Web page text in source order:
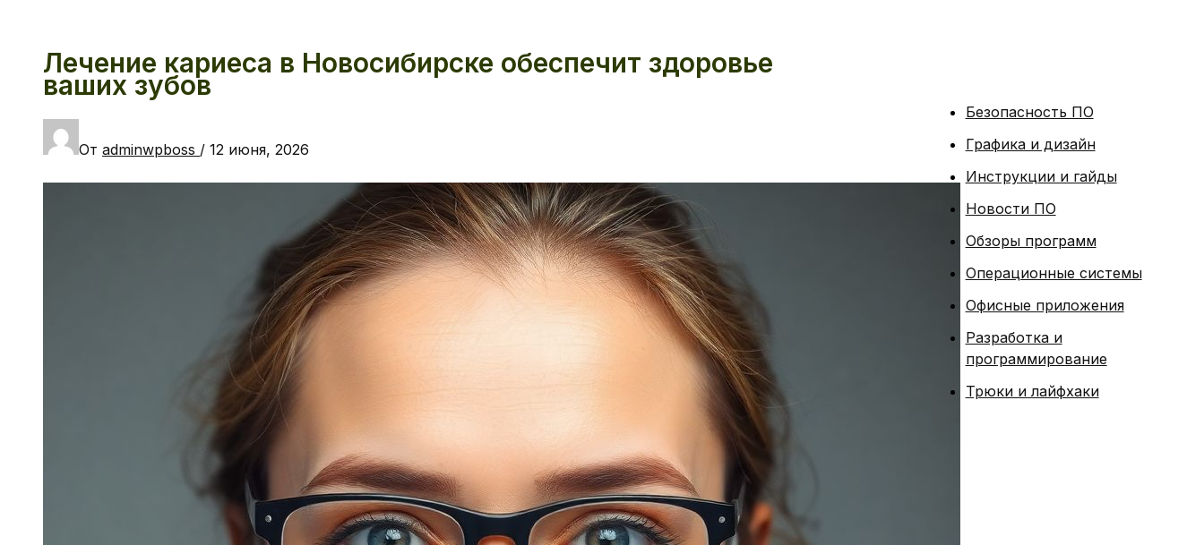
Лечение кариеса в Новосибирске обеспечит здоровье
ваших зубов
От adminwpboss / 12 июня, 2026
Безопасность ПО
Графика и дизайн
Инструкции и гайды
Новости ПО
Обзоры программ
Операционные системы
Офисные приложения
Разработка и
программирование
Трюки и лайфхаки